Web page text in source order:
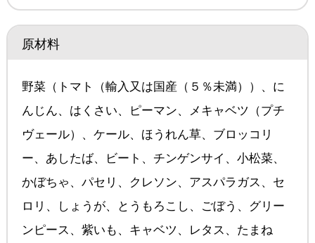
原材料
野菜（トマト（輸入又は国産（５％未満））、に
んじん、はくさい、ピーマン、メキャベツ（プチ
ヴェール）、ケール、ほうれん草、ブロッコリ
ー、あしたば、ビート、チンゲンサイ、小松菜、
かぼちゃ、パセリ、クレソン、アスパラガス、セ
ロリ、しょうが、とうもろこし、ごぼう、グリー
ンピース、紫いも、キャベツ、レタス、たまね